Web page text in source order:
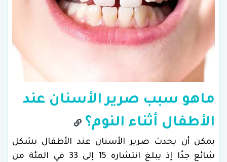
ماهو سبب صرير الأسنان عند
الأطفال أثناء النوم؟
يمكن أن يحدث صرير الأسنان عند الأطفال بشكل
شائع جدًا إذ يبلغ انتشاره 15 إلى 33 في المئة من